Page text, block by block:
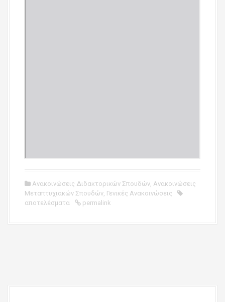
Ανακοινώσεις Διδακτορικών Σπουδών, Ανακοινώσεις
Μεταπτυχιακών Σπουδών, Γενικές Ανακοινώσεις
αποτελέσματα
permalink